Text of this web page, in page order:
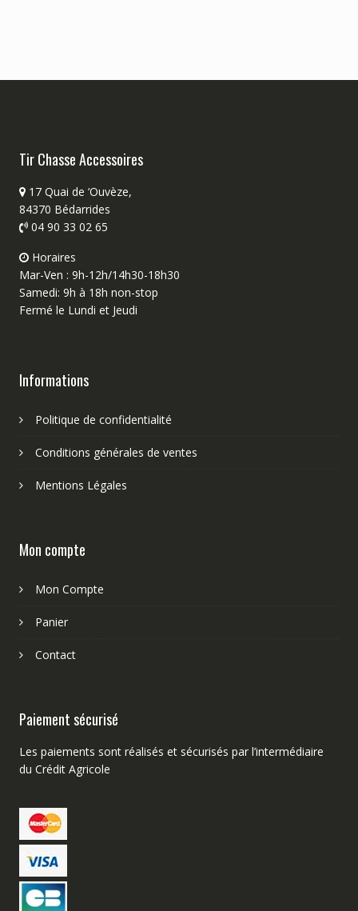
Tir Chasse Accessoires
17 Quai de ‘Ouvèze,
84370 Bédarrides
04 90 33 02 65
Horaires
Mar-Ven : 9h-12h/14h30-18h30
Samedi: 9h à 18h non-stop
Fermé le Lundi et Jeudi
Informations
Politique de confidentialité
Conditions générales de ventes
Mentions Légales
Mon compte
Mon Compte
Panier
Contact
Paiement sécurisé
Les paiements sont réalisés et sécurisés par l’intermédiaire
du Crédit Agricole